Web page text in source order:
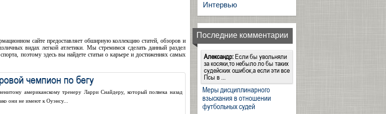
сайте предоставляет обширную коллекцию статей, обзоров и
видах легкой атлетики. Мы стремимся сделать данный раздел
поэтому здесь вы найдете статьи о карьере и достижениях самых
чемпион по бегу
американскому тренеру Ларри Снайдеру, который полвека назад
они не имеют к Оуэнсу...
Интервью
Последние комментарии
Александр: Если бы увольняли
за косяки,то небыло ло бы таких
судейских ошибок,а если эти все
Псы в ...
Меры дисциплинарного
взыскания в отношении
футбольных судей